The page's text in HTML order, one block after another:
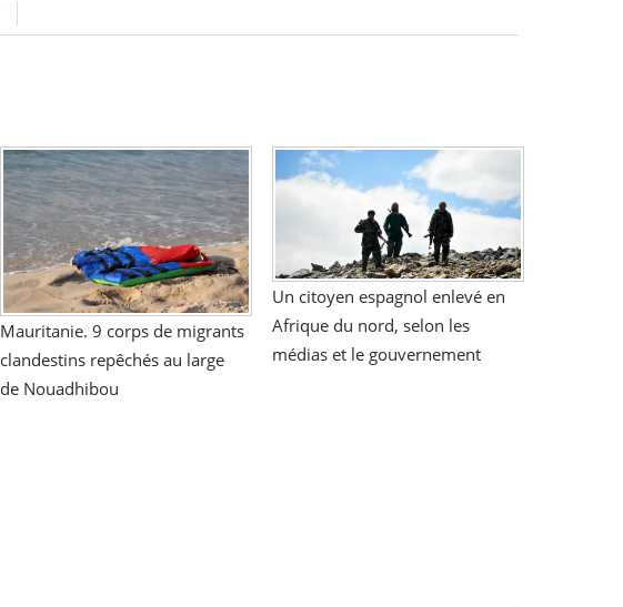
Mauritanie. 9 corps de migrants
clandestins repêchés au large
de Nouadhibou
Un citoyen espagnol enlevé en
Afrique du nord, selon les
médias et le gouvernement